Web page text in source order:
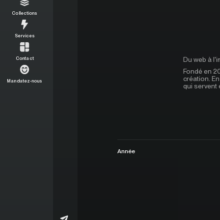
Collections
Services
Contact
Mandatez-nous
Du web à
Fondé en
création.
qui servent
Année